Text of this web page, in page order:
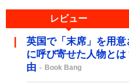
レビュー
英国で「末席」を用意
に呼び寄せた人物と
由
Book Bang